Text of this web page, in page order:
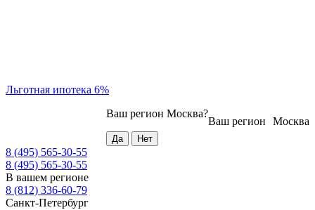
Льготная ипотека 6%
Москва
Ваш регион
Ваш регион Москва?
8 (495) 565-30-55
8 (495) 565-30-55
В вашем регионе
8 (812) 336-60-79
Санкт-Петербург